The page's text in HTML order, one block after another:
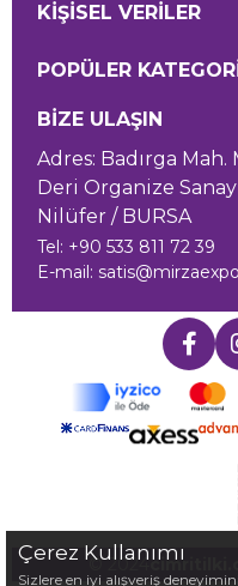
KİŞİSEL VERİLER
POPÜLER
BİZE ULAŞIN
Adres: Badırga
Deri Organize
Nilüfer / BURSA
Tel: +90 533 811 72 39
E-mail:
© 2024
Çerez Kullanımı
Sizlere en iyi alışveriş